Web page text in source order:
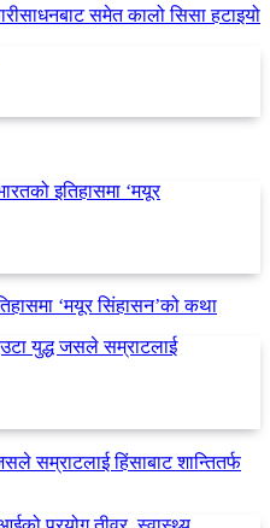
समेत कालो सिसा हटाइयो
‘मयूर सिंहासन’को कथा
सम्राटलाई हिंसाबाट शान्तितर्फ